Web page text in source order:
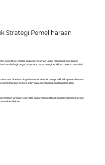
Strategi Pemeliharaan
spesifikasi model, data operasional) untuk menerapkan strategi
kondisi lingkungan, operator dapat mengidentifikasi potensi masalah
machine learning dan model statistik memprediksi kapan turbin atau
pemeliharaan secara lebih awal, meminimalkan downtime, dan
jaringan, operator dapat mengoptimalkan jadwal pemeliharaan
semakin ditekan.